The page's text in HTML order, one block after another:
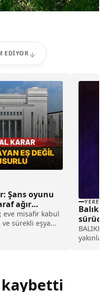
EDIYOR
Şans oyunu
ağır
eve misafir kabul
sürekli eşya
YEREL
kaybetti